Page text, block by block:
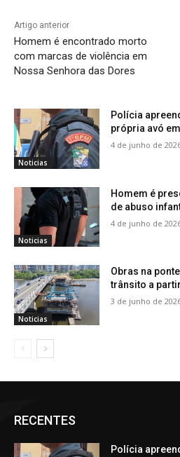
Artigo anterior
Homem é encontrado morto
com marcas de violência em
Nossa Senhora das Dores
Noticias
Polícia
própria avó
4 de junho de
Noticias
Homem é
de abuso
4 de junho de
Noticias
Obras na
trânsito a
3 de junho de
RECENTES
Polícia